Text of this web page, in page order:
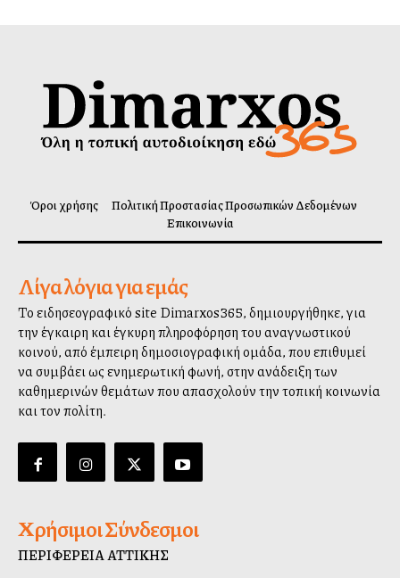
Όροι χρήσης
Πολιτική Προστασίας Προσωπικών Δεδομένων
Επικοινωνία
Λίγα λόγια για εμάς
Το ειδησεογραφικό site Dimarxos365, δημιουργήθηκε, για
την έγκαιρη και έγκυρη πληροφόρηση του αναγνωστικού
κοινού, από έμπειρη δημοσιογραφική ομάδα, που επιθυμεί
να συμβάλλει ως ενημερωτική φωνή, στην ανάδειξη των
καθημερινών θεμάτων που απασχολούν την τοπική κοινωνία
και τον πολίτη.
Χρήσιμοι Σύνδεσμοι
ΠΕΡΙΦΕΡΕΙΑ ΑΤΤΙΚΗΣ